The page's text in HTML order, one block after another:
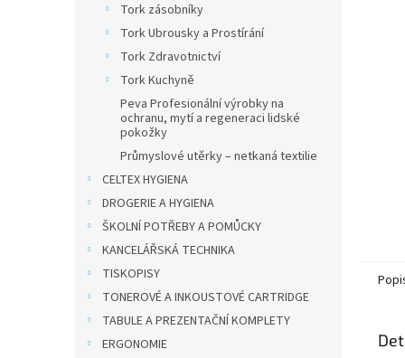
Tork zásobníky
Tork Ubrousky a Prostírání
Tork Zdravotnictví
Tork Kuchyně
Peva Profesionální výrobky na
ochranu, mytí a regeneraci lidské
pokožky
Průmyslové utěrky – netkaná textilie
CELTEX HYGIENA
DROGERIE A HYGIENA
ŠKOLNÍ POTŘEBY A POMŮCKY
KANCELÁŘSKÁ TECHNIKA
TISKOPISY
TONEROVÉ A INKOUSTOVÉ CARTRIDGE
TABULE A PREZENTAČNÍ KOMPLETY
ERGONOMIE